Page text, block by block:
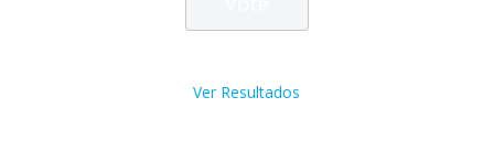
Ver Resultados